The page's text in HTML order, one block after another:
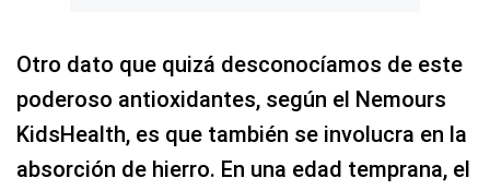
Otro dato que quizá desconocíamos de este
poderoso antioxidantes, según el Nemours
KidsHealth, es que también se involucra en la
absorción de hierro. En una edad temprana, el